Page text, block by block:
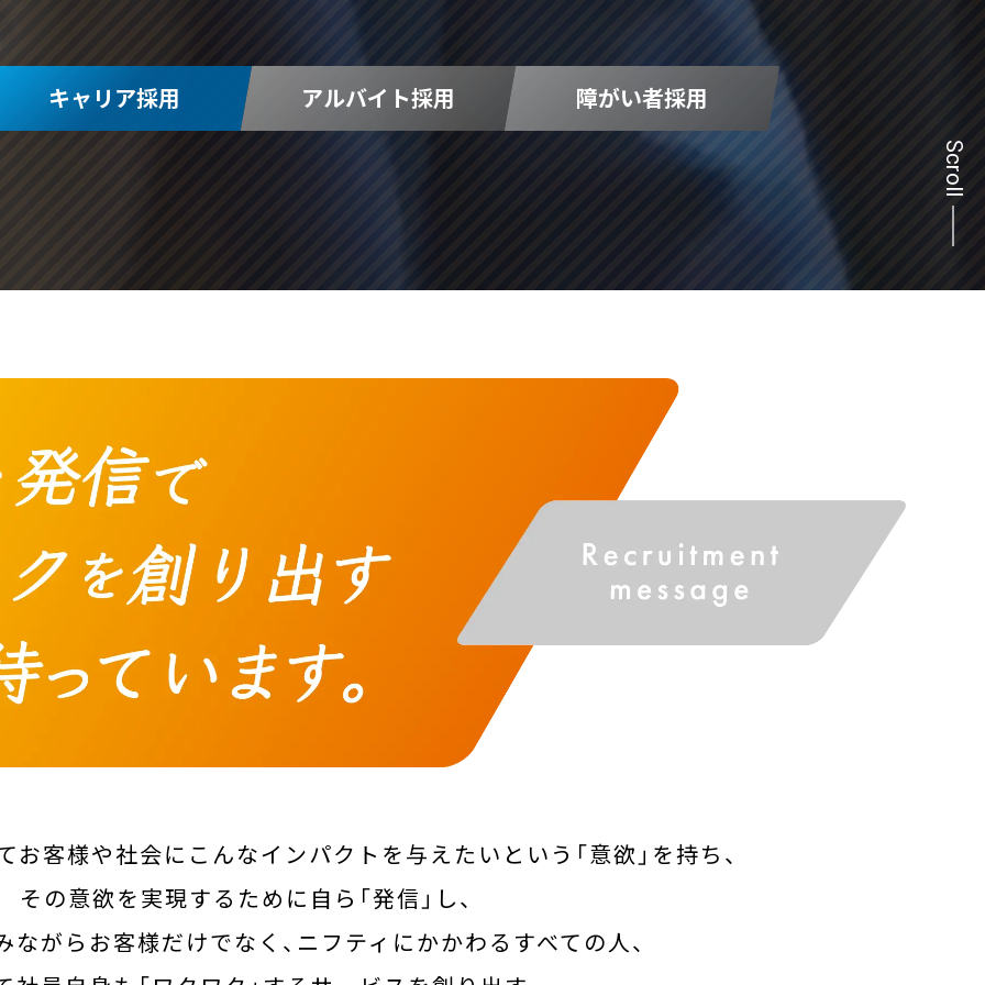
キャリア採用 アルバイト採用 障がい者採用
Scroll
客様や社会にこんなインパクトを与えたいという「意欲」を持ち、
その意欲を実現するために自ら「発信」し、
ながらお客様だけでなく、ニフティにかかわるすべての人、